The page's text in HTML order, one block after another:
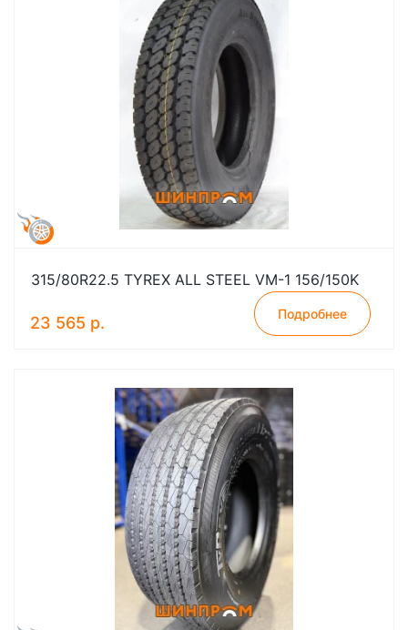
315/80R22.5 TYREX ALL STEEL VM-1 156/150K
23 565 р. Подробнее